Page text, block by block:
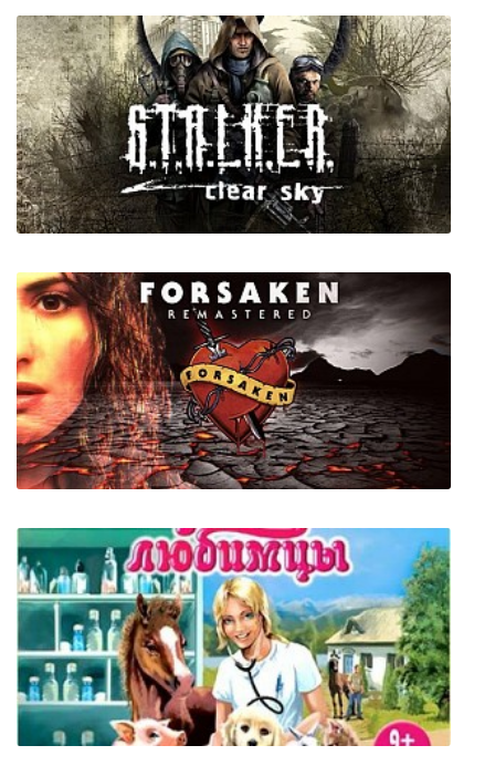
Ghost of a Tale
S.T.A.L.K.E.R.: Чистое небо
Forsaken Remastered